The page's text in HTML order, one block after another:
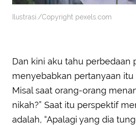
Ilustrasi./Copyright pexels.com
Dan kini aku tahu perbedaan
menyebabkan pertanyaan itu
Misal saat orang-orang
nikah?” Saat itu perspektif
adalah, “Apalagi yang dia